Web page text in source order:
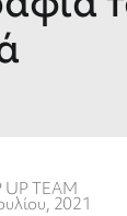
UP TEAM
2021